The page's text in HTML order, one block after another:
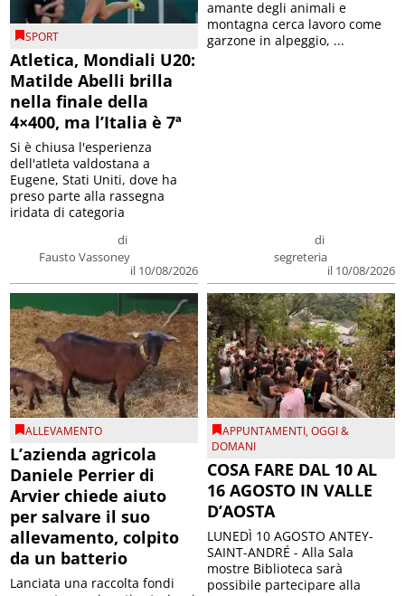
SPORT
Atletica, Mondiali U20:
Matilde Abelli brilla
nella finale della
4×400, ma l’Italia è 7ª
di
Fausto Vassoney
il 10/08/2026
Si è chiusa l'esperienza
dell'atleta valdostana a
Eugene, Stati Uniti, dove ha
preso parte alla rassegna
iridata di categoria
di
segreteria
il 10/08/2026
amante degli animali e
montagna cerca lavoro come
garzone in alpeggio, ...
ALLEVAMENTO
L’azienda agricola
Daniele Perrier di
Arvier chiede aiuto
per salvare il suo
allevamento, colpito
da un batterio
Lanciata una raccolta fondi
APPUNTAMENTI,OGGI &
DOMANI
COSA FARE DAL 10 AL
16 AGOSTO IN VALLE
D’AOSTA
LUNEDÌ 10 AGOSTO ANTEY-
SAINT-ANDRÉ - Alla Sala
mostre Biblioteca sarà
possibile partecipare alla